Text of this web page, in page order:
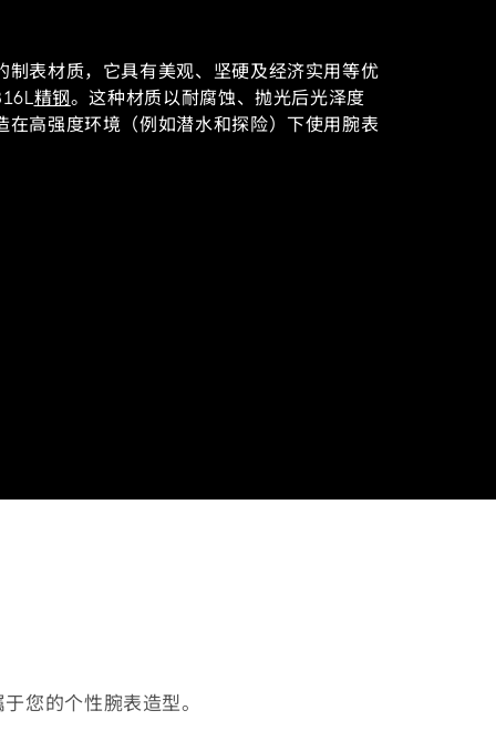
制表材质，它具有美观、坚硬及经济实用等优
精钢。这种材质以耐腐蚀、抛光后光泽度
在高强度环境（例如潜水和探险）下使用腕表
您的个性腕表造型。